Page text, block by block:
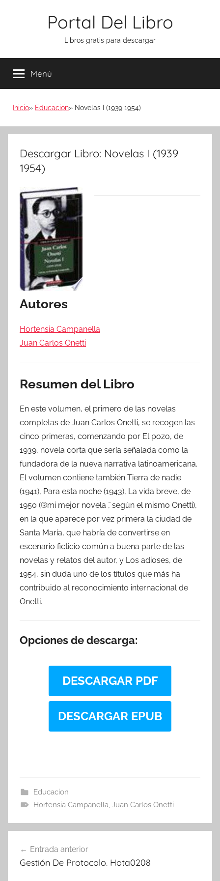
Portal Del Libro
Libros gratis para descargar
Menú
Inicio Educacion Novelas I (1939 1954)
Descargar Libro: Novelas I (1939
1954)
Autores
Hortensia Campanella
Juan Carlos Onetti
Resumen del Libro
En este volumen, el primero de las novelas
completas de Juan Carlos Onetti, se recogen las
cinco primeras, comenzando por El pozo, de
1939, novela corta que sería señalada como la
fundadora de la nueva narrativa latinoamericana.
El volumen contiene también Tierra de nadie
(1941), Para esta noche (1943), La vida breve, de
1950 (®mi mejor novela ̄, según el mismo Onetti),
en la que aparece por vez primera la ciudad de
Santa María, que habría de convertirse en
escenario ficticio común a buena parte de las
novelas y relatos del autor, y Los adioses, de
1954, sin duda uno de los títulos que más ha
contribuido al reconocimiento internacional de
Onetti.
Opciones de descarga:
DESCARGAR PDF
DESCARGAR EPUB
Educacion
Hortensia Campanella Juan Carlos Onetti
de
Entrada anterior
Gestión De Protocolo. Hota0208